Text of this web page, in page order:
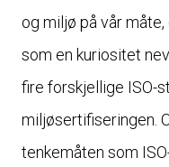
og miljø på vår
som en kuriositet
fire forskjellige ISO-
miljøsertifiseringen.
tenkemåten som